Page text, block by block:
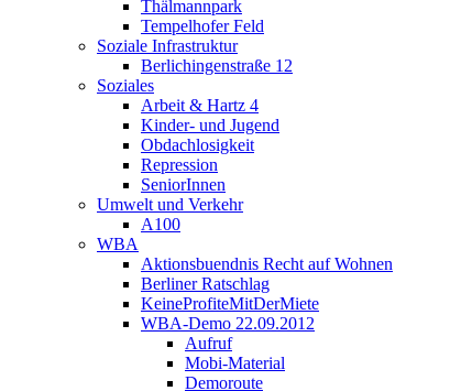
Thälmannpark
Tempelhofer Feld
Soziale Infrastruktur
Berlichingenstraße 12
Soziales
Arbeit & Hartz 4
Kinder- und Jugend
Obdachlosigkeit
Repression
SeniorInnen
Umwelt und Verkehr
A100
WBA
Aktionsbuendnis Recht auf Wohnen
Berliner Ratschlag
KeineProfiteMitDerMiete
WBA-Demo 22.09.2012
Aufruf
Mobi-Material
Demoroute